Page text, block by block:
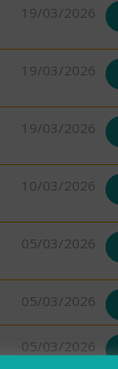
19/03/2026
19/03/2026
19/03/2026
10/03/2026
05/03/2026
05/03/2026
05/03/2026